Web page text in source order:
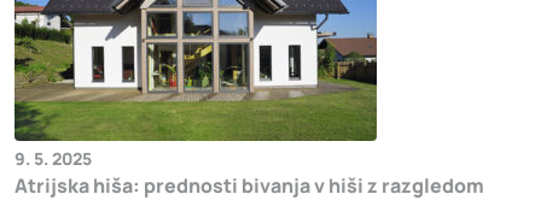
9. 5. 2025
Atrijska hiša: prednosti bivanja v hiši z razgledom